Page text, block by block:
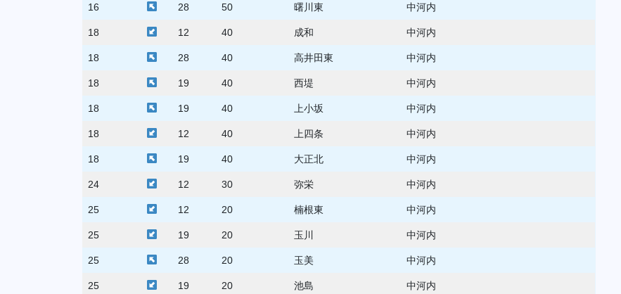
16 28 50 曙川東 中河内
18 12 40 成和 中河内
18 28 40 高井田東 中河内
18 19 40 西堤 中河内
18 19 40 上小坂 中河内
18 12 40 上四条 中河内
18 19 40 大正北 中河内
24 12 30 弥栄 中河内
25 12 20 楠根東 中河内
25 19 20 玉川 中河内
25 28 20 玉美 中河内
25 19 20 池島 中河内